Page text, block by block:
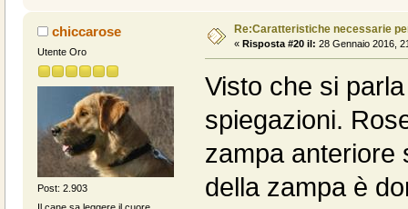
chiccarose
Utente Oro
Post: 2.903
Re:Caratteristiche necessarie
« Risposta #20 il: 28 Gennaio 2016,
Visto che si
spiegazioni.
zampa anteriore
della zampa è